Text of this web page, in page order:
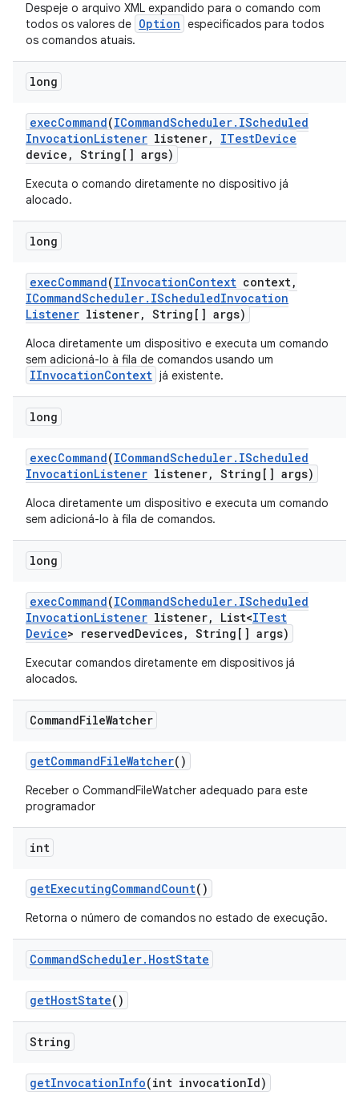
Despeje o arquivo XML expandido para o comando com
todos os valores de Option especificados para todos
os comandos atuais.
long
execCommand(ICommandScheduler. IScheduled
InvocationListener listener, ITestDevice
device , String[] args)
Executa o comando diretamente no dispositivo já
alocado.
long
execCommand(IInvocationContext context,
ICommandScheduler. IScheduledInvocation
Listener listener, String[] args)
Aloca diretamente um dispositivo e executa um comando
sem adicioná-lo à fila de comandos usando um
IInvocationContext já existente.
long
execCommand(ICommandScheduler. IScheduled
InvocationListener listener, String[] args)
Aloca diretamente um dispositivo e executa um comando
sem adicioná-lo à fila de comandos.
long
execCommand(ICommandScheduler. IScheduled
InvocationListener listener, List<ITest
Device> reservedDevices, String[] args)
Executar comandos diretamente em dispositivos já
alocados.
CommandFileWatcher
getCommandFileWatcher()
Receber o CommandFileWatcher adequado para este
programador
int
getExecutingCommandCount()
Retorna o número de comandos no estado de execução.
CommandScheduler. HostState
getHostState()
String
getInvocationInfo(int invocationId)